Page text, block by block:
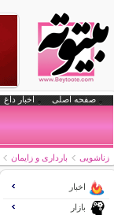
صفحه اصلی اخبار داغ
زناشویی بارداری و زایمان
اخبار
بازار